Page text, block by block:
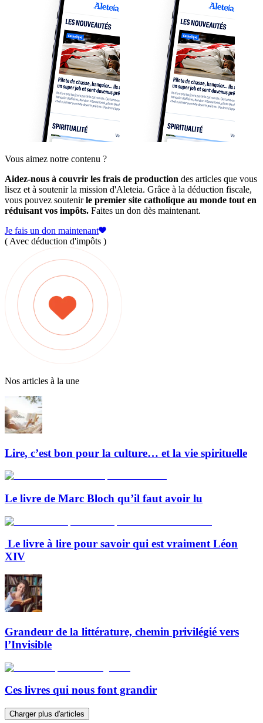
Vous aimez notre contenu ?
Aidez-nous à couvrir les frais de production des articles que vous
lisez et à soutenir la mission d'Aleteia. Grâce à la déduction fiscale,
vous pouvez soutenirle premier site catholique au monde tout en
réduisant vos impôts. Faites un don dès maintenant.
Je fais un don maintenant
( Avec déduction d'impôts )
Nos articles à la une
Lire, c’est bon pour la culture… et la vie spirituelle
Le livre de Marc Bloch qu’il faut avoir lu
Le livre à lire pour savoir qui est vraiment Léon
XIV
Grandeur de la littérature, chemin privilégié vers
l’Invisible
Ces livres qui nous font grandir
Charger plus d'articles